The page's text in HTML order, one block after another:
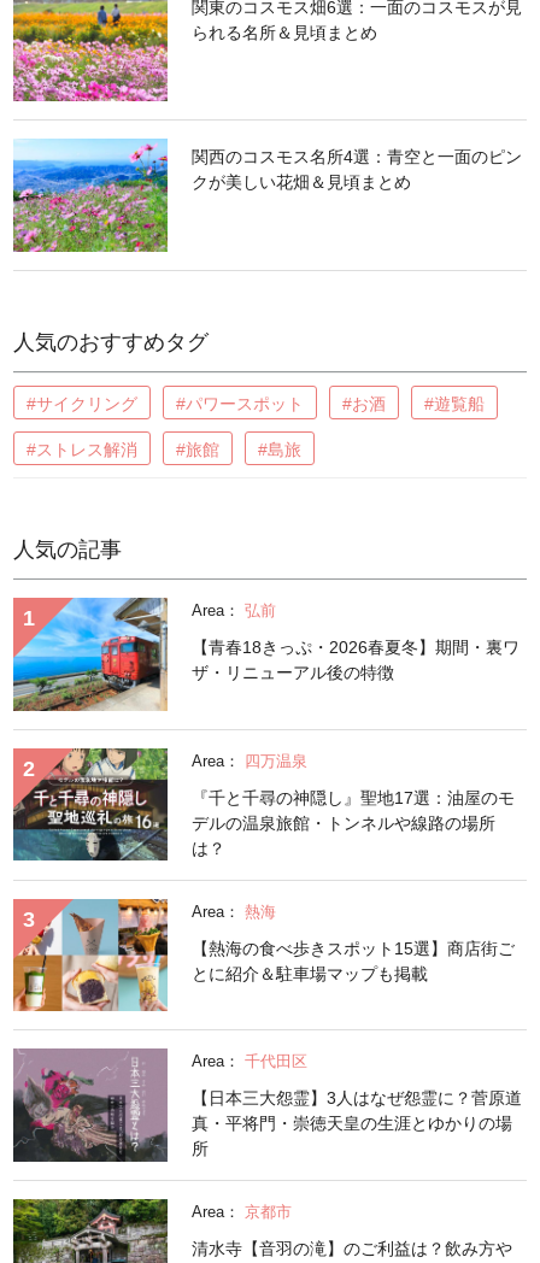
関東のコスモス畑6選：一面のコスモスが見
られる名所＆見頃まとめ
関西のコスモス名所4選：青空と一面のピン
クが美しい花畑＆見頃まとめ
人気のおすすめタグ
#サイクリング #パワースポット #お酒 #遊覧船
#ストレス解消 #旅館 #島旅
人気の記事
Area： 弘前
【青春18きっぷ・2026春夏冬】期間・裏ワ
ザ・リニューアル後の特徴
Area： 四万温泉
『千と千尋の神隠し』聖地17選：油屋のモ
デルの温泉旅館・トンネルや線路の場所
は？
Area： 熱海
【熱海の食べ歩きスポット15選】商店街ご
とに紹介＆駐車場マップも掲載
Area： 千代田区
【日本三大怨霊】3人はなぜ怨霊に？菅原道
真・平将門・崇徳天皇の生涯とゆかりの場
所
Area： 京都市
清水寺【音羽の滝】のご利益は？飲み方や